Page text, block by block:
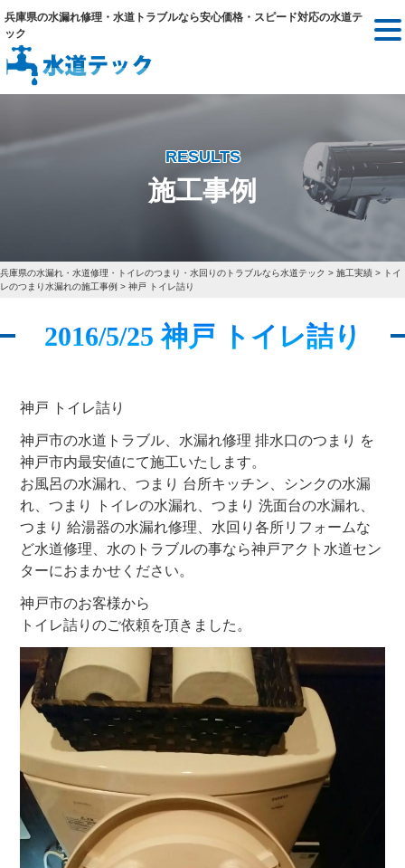
兵庫県の水漏れ修理・水道トラブルなら安心価格・スピード対応の水道テ
ック
RESULTS
施工事例
兵庫県の水漏れ・水道修理・トイレのつまり・水回りのトラブルなら水道テック > 施工実績 > トイ
レのつまり水漏れの施工事例 > 神戸 トイレ詰り
2016/5/25 神戸 トイレ詰り
神戸 トイレ詰り
神戸市の水道トラブル、水漏れ修理 排水口のつまり を
神戸市内最安値にて施工いたします。
お風呂の水漏れ、つまり 台所キッチン、シンクの水漏
れ、つまり トイレの水漏れ、つまり 洗面台の水漏れ、
つまり 給湯器の水漏れ修理、水回り各所リフォームな
ど水道修理、水のトラブルの事なら神戸アクト水道セン
ターにおまかせください。
神戸市のお客様から
トイレ詰りのご依頼を頂きました。